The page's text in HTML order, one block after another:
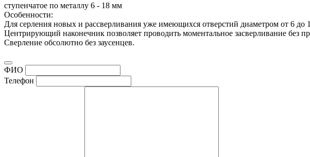
ступенчатое по металлу 6 - 18 мм
Особенности:
Для серления новых и рассверливания уже имеющихся отверстий диаметром от 6 до
Центрирующий наконечник позволяет проводить моментальное засверливание без
Сверление обсолютно без заусенцев.
ФИО
Телефон